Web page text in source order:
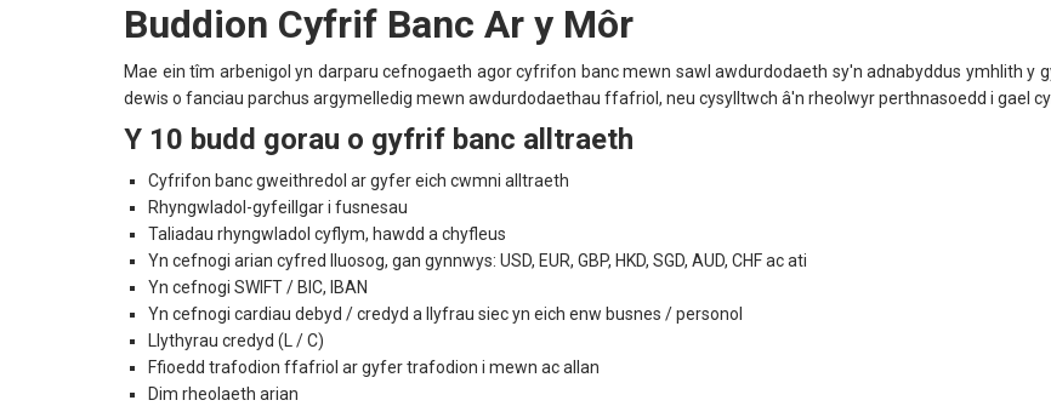
Buddion Cyfrif Banc Ar y Môr
Mae ein tîm arbenigol yn darparu cefnogaeth agor cyfrifon banc mewn sawl awdurdodaeth sy'n adnabyddus ymhlith y
dewis o fanciau parchus argymelledig mewn awdurdodaethau ffafriol, neu cysylltwch â'n rheolwyr perthnasoedd i gael
Y 10 budd gorau o gyfrif banc alltraeth
Cyfrifon banc gweithredol ar gyfer eich cwmni alltraeth
Rhyngwladol-gyfeillgar i fusnesau
Taliadau rhyngwladol cyflym, hawdd a chyfleus
Yn cefnogi arian cyfred lluosog, gan gynnwys: USD, EUR, GBP, HKD, SGD, AUD, CHF ac ati
Yn cefnogi SWIFT / BIC, IBAN
Yn cefnogi cardiau debyd / credyd a llyfrau siec yn eich enw busnes / personol
Llythyrau credyd (L / C)
Ffioedd trafodion ffafriol ar gyfer trafodion i mewn ac allan
Dim rheolaeth arian